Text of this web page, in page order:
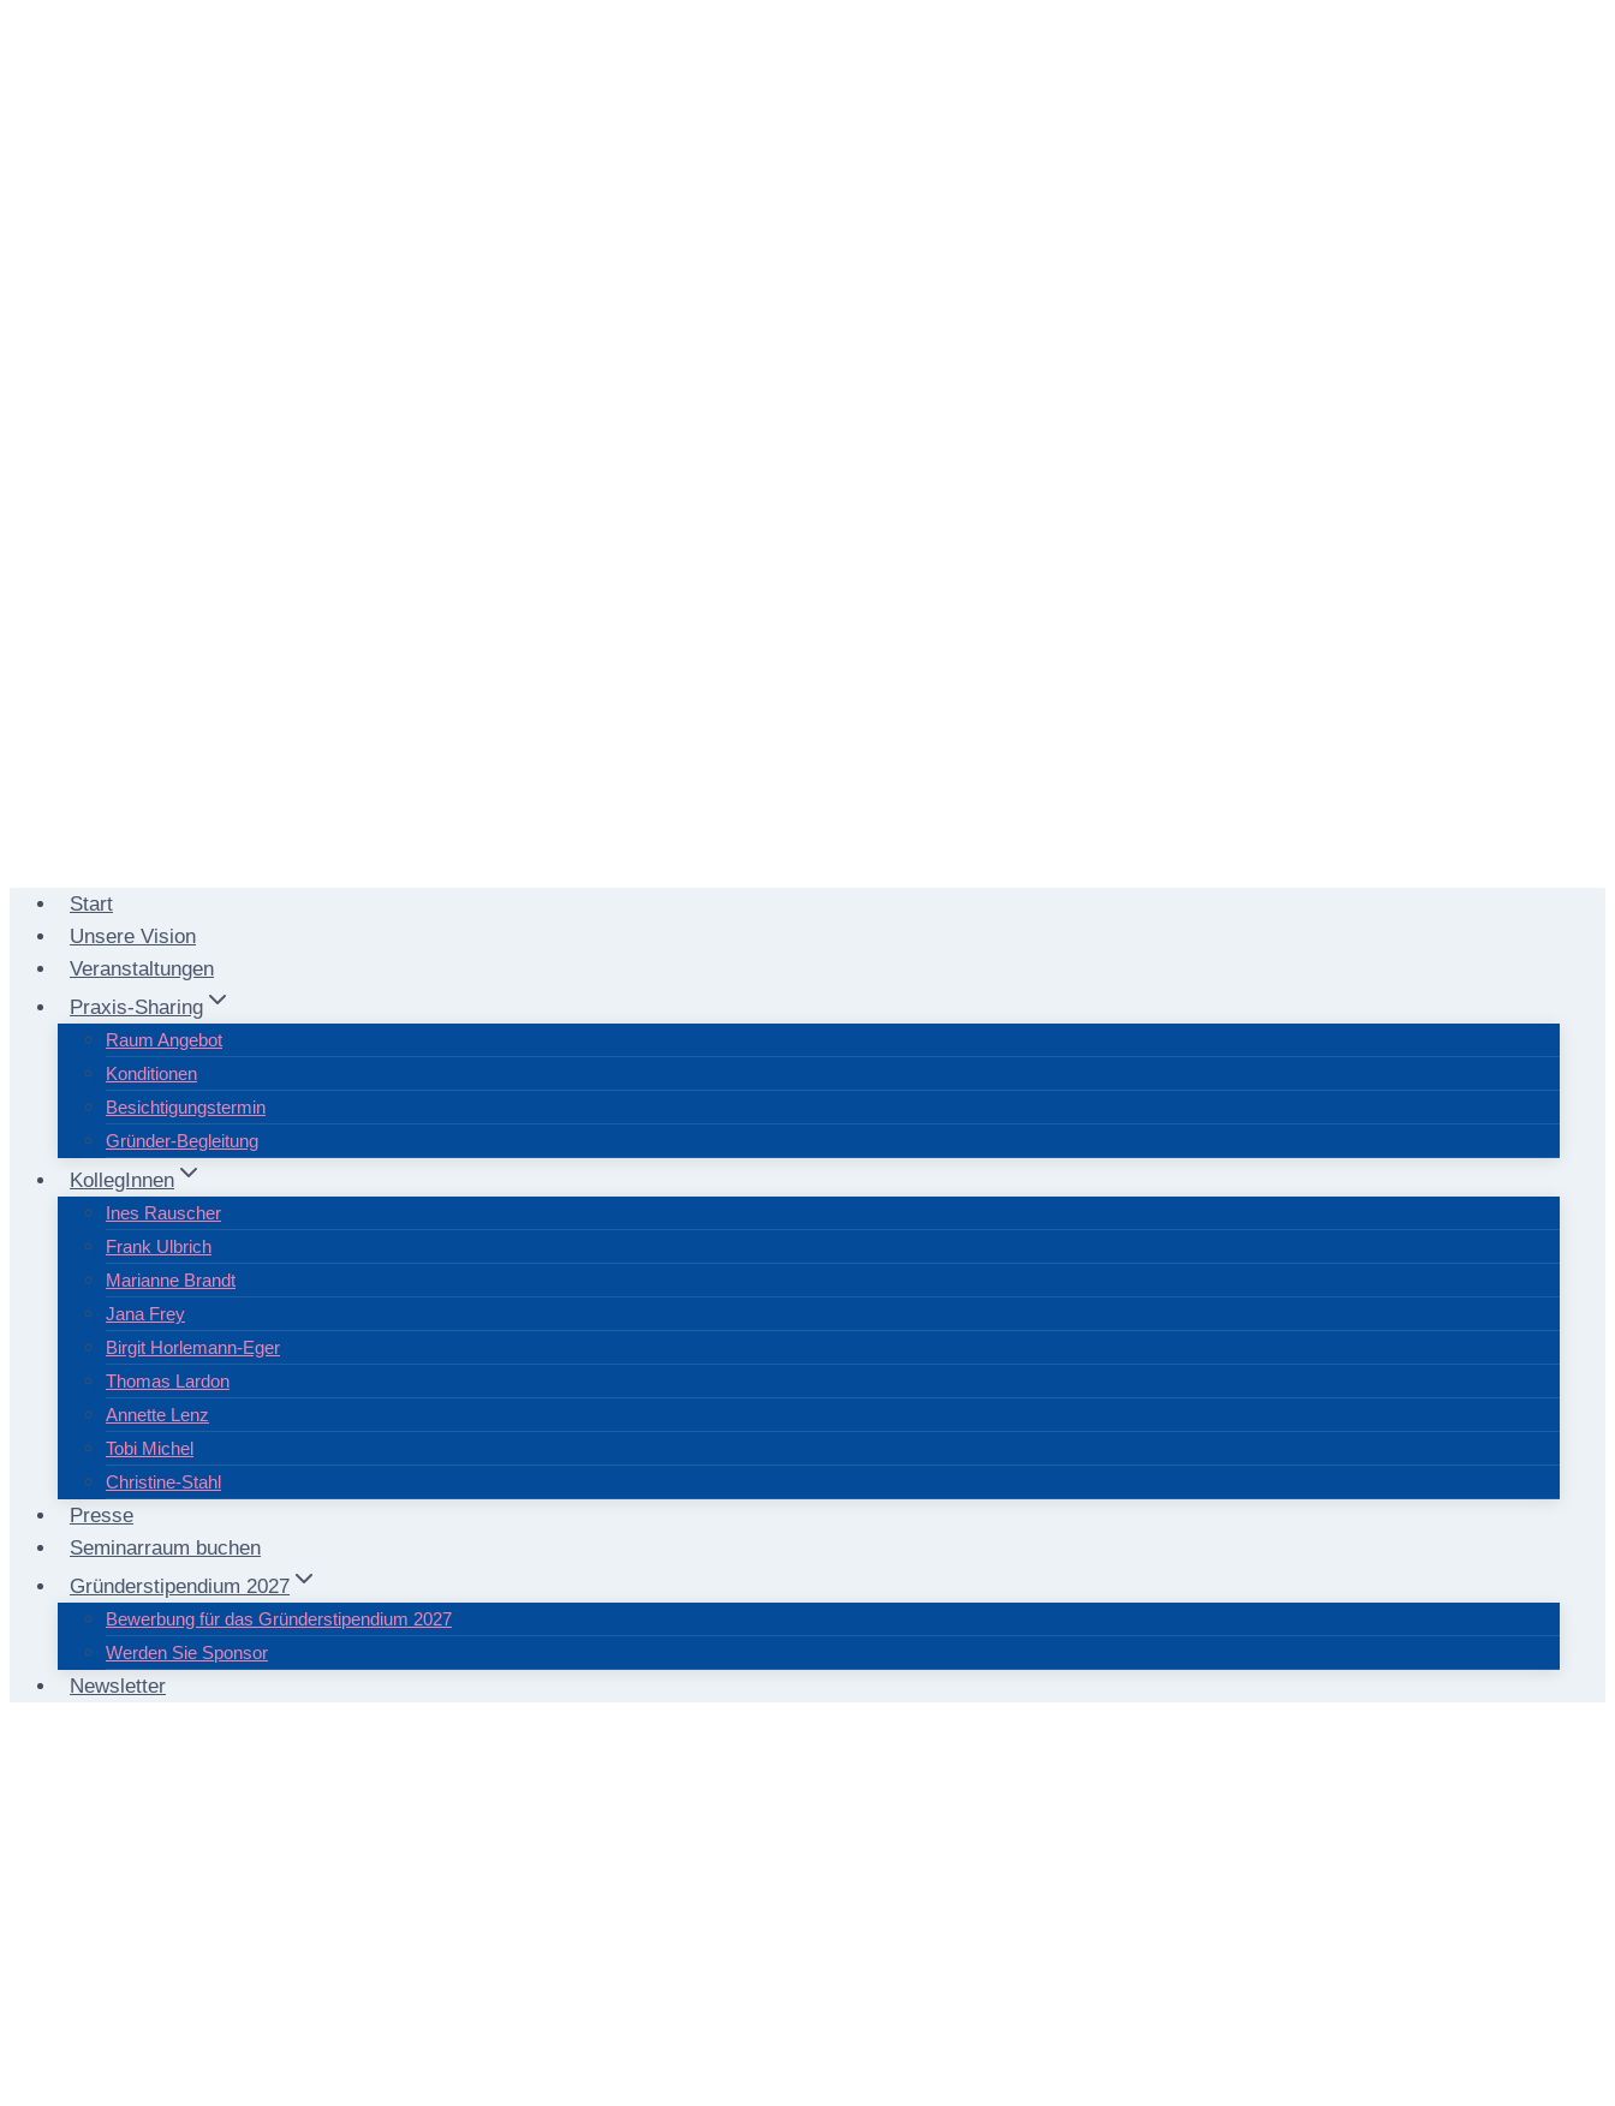
Start
Unsere Vision
Veranstaltungen
Praxis-Sharing
Raum Angebot
Konditionen
Besichtigungstermin
Gründer-Begleitung
KollegInnen
Ines Rauscher
Frank Ulbrich
Marianne Brandt
Jana Frey
Birgit Horlemann-Eger
Thomas Lardon
Annette Lenz
Tobi Michel
Christine-Stahl
Presse
Seminarraum buchen
Gründerstipendium 2027
Bewerbung für das Gründerstipendium 2027
Werden Sie Sponsor
Newsletter